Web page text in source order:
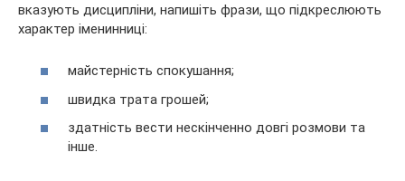
вказують дисципліни, напишіть фрази, що підкреслюють
характер іменинниці:
майстерність спокушання;
швидка трата грошей;
здатність вести нескінченно довгі розмови та
інше.